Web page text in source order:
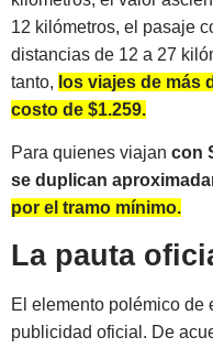
12 kilómetros, el pasaje
distancias de 12 a 27
tanto, los viajes de más
costo de $1.259.
Para quienes viajan con
se duplican
por el tramo mínimo.
La pauta
El elemento polémico de
publicidad oficial. De